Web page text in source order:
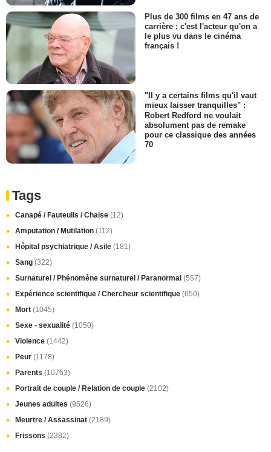
Plus de 300 films en 47 ans de
carrière : c'est l'acteur qu'on a
le plus vu dans le cinéma
français !
"Il y a certains films qu'il vaut
mieux laisser tranquilles" :
Robert Redford ne voulait
absolument pas de remake
pour ce classique des années
70
Tags
Canapé / Fauteuils / Chaise (12)
Amputation / Mutilation (112)
Hôpital psychiatrique / Asile (181)
Sang (322)
Surnaturel / Phénomène surnaturel / Paranormal (557)
Expérience scientifique / Chercheur scientifique (650)
Mort (1045)
Sexe - sexualité (1050)
Violence (1442)
Peur (1178)
Parents (10763)
Portrait de couple / Relation de couple (2102)
Jeunes adultes (9526)
Meurtre / Assassinat (2189)
Frissons (2382)